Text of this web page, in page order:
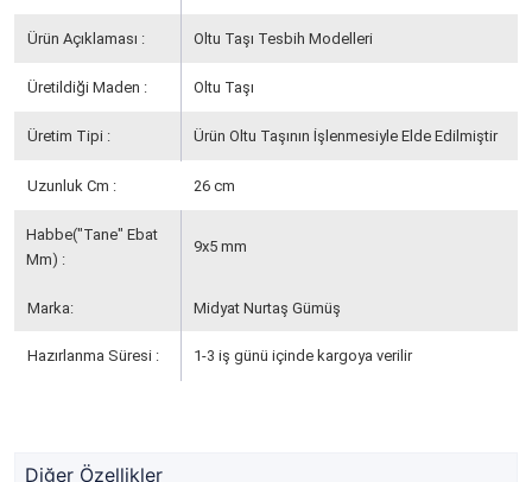
Ürün Açıklaması : Oltu Taşı Tesbih Modelleri
Üretildiği Maden : Oltu Taşı
Üretim Tipi : Ürün Oltu Taşının İşlenmesiyle Elde Edilmiştir
Uzunluk Cm : 26 cm
Habbe("Tane" Ebat
Mm) :
9x5 mm
Marka: Midyat Nurtaş Gümüş
Hazırlanma Süresi : 1-3 iş günü içinde kargoya verilir
Diğer Özellikler